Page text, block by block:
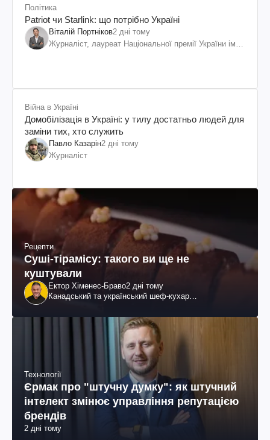
Політика
Patriot чи Starlink: що потрібно Україні
Віталій Портніков2 дні тому
Журналіст, лауреат Національної премії України ім.
Війна в Україні
Домобілізація в Україні: у тилу достатньо людей для
заміни тих, хто служить
Павло Казарін2 дні тому
Журналіст
Рецепти
Суші-тірамісу: такого ви ще не
куштували
Ектор Хіменес-Браво2 дні тому
Канадський та український шеф-кухар
Технології
Єрмак про "штучну думку": як штучний
інтелект змінює управління репутацією
брендів
2 дні тому